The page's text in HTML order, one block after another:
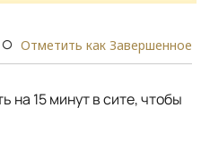
Отметить как Завершенное
на 15 минут в сите, чтобы